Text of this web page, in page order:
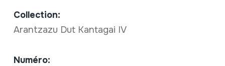
Collection:
Arantzazu Dut Kantagai IV
Numéro: